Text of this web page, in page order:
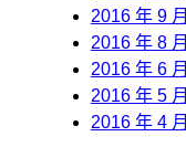
2016 年 9 月
2016 年 8 月
2016 年 6 月
2016 年 5 月
2016 年 4 月